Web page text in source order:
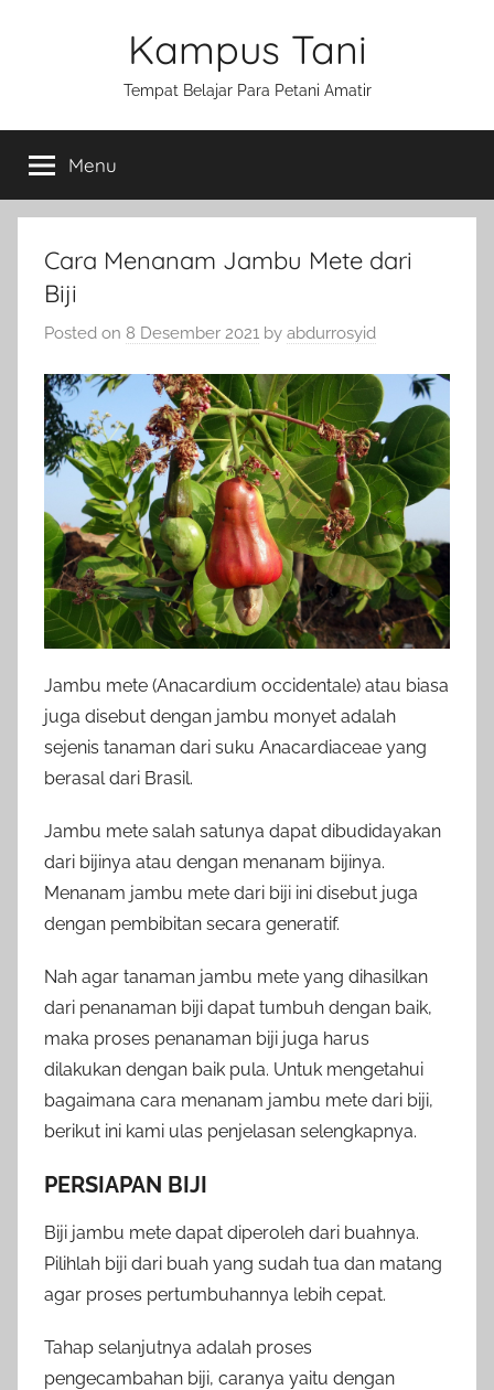
Kampus Tani
Tempat Belajar Para Petani Amatir
Menu
Cara Menanam Jambu Mete dari
Biji
Posted on 8 Desember 2021 by abdurrosyid
Jambu mete (Anacardium occidentale) atau biasa
juga disebut dengan jambu monyet adalah
sejenis tanaman dari suku Anacardiaceae yang
berasal dari Brasil.
Jambu mete salah satunya dapat dibudidayakan
dari bijinya atau dengan menanam bijinya.
Menanam jambu mete dari biji ini disebut juga
dengan pembibitan secara generatif.
Nah agar tanaman jambu mete yang dihasilkan
dari penanaman biji dapat tumbuh dengan baik,
maka proses penanaman biji juga harus
dilakukan dengan baik pula. Untuk mengetahui
bagaimana cara menanam jambu mete dari biji,
berikut ini kami ulas penjelasan selengkapnya.
PERSIAPAN BIJI
Biji jambu mete dapat diperoleh dari buahnya.
Pilihlah biji dari buah yang sudah tua dan matang
agar proses pertumbuhannya lebih cepat.
Tahap selanjutnya adalah proses
pengecambahan biji, caranya yaitu dengan